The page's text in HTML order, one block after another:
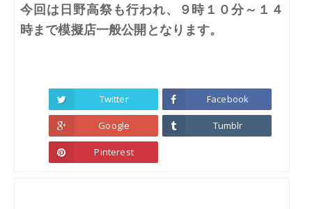
今回は日野高祭も行われ、９時１０分～１４
時まで模擬店一般公開となります。
Twitter Facebook
Google Tumblr
Pinterest